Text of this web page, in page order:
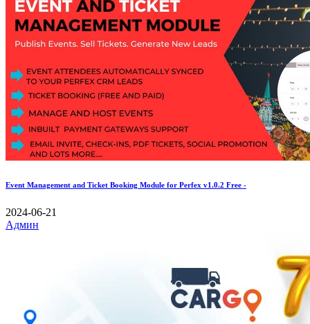
Event Management and Ticket Booking Module for Perfex v1.0.2 Free -
2024-06-21
Админ